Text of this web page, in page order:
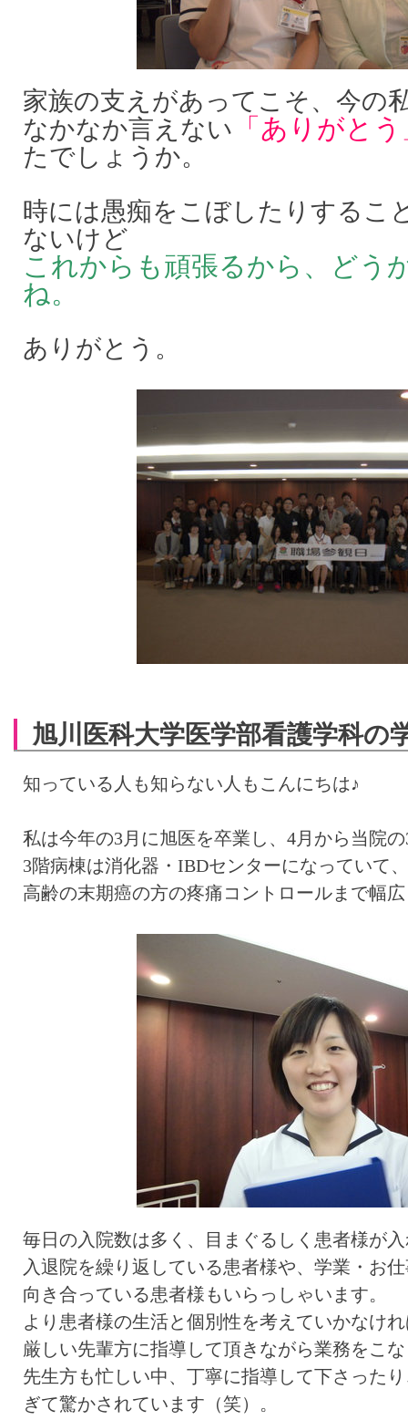
家族の支えがあってこそ、今の
なかなか言えない
「ありがとう
たでしょうか。
時には愚痴をこぼしたりするこ
ないけど
これからも頑張るから、どう
ね。
ありがとう。
旭川医科大学医学部看護学科の
知っている人も知らない人もこんにちは♪
私は今年の3月に旭医を卒業し、4月から当院
3階病棟は消化器・IBDセンターになっていて
高齢の末期癌の方の疼痛コントロールまで幅
毎日の入院数は多く、目まぐるしく患者様が
入退院を繰り返している患者様や、学業・お
向き合っている患者様もいらっしゃいます。
より患者様の生活と個別性を考えていかなけ
厳しい先輩方に指導して頂きながら業務をこ
先生方も忙しい中、丁寧に指導して下さった
ぎて驚かされています（笑）。